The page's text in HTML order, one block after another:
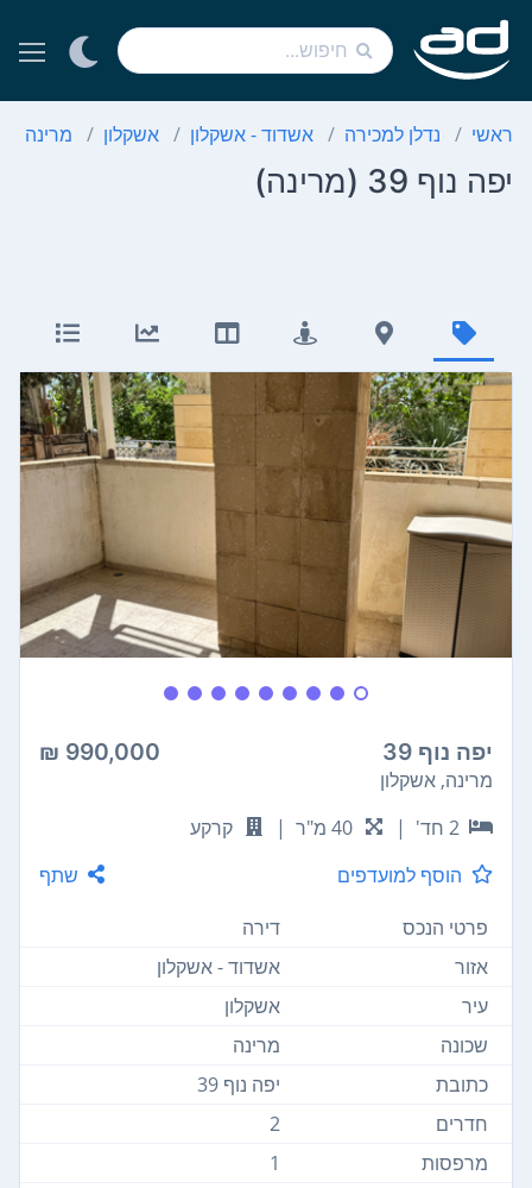
ראשי נדלן למכירה אשדוד - אשקלון אשקלון מרינה
יפה נוף 39 (מרינה)
יפה נוף 39 990,000 ₪
מרינה, אשקלון
2 חד'
| 40 מ"ר |
קרקע
הוסף למועדפים
שתף
פרטי הנכס
דירה
אזור
אשדוד - אשקלון
עיר
אשקלון
שכונה
מרינה
כתובת
יפה נוף 39
חדרים
2
מרפסות
1